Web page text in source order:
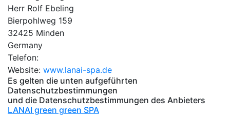
Herr Rolf Ebeling
Bierpohlweg 159
32425 Minden
Germany
Telefon:
Website: www.lanai-spa.de
Es gelten die unten aufgeführten
Datenschutzbestimmungen
und die Datenschutzbestimmungen des Anbieters
LANAI green green SPA